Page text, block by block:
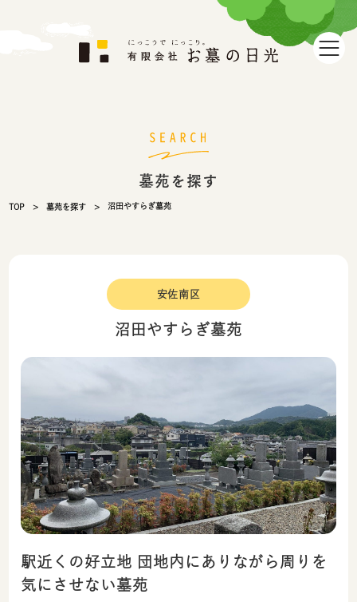
墓苑を探す
TOP 墓苑を探す 沼田やすらぎ墓苑
安佐南区
沼田やすらぎ墓苑
駅近くの好立地 団地内にありながら周りを
気にさせない墓苑